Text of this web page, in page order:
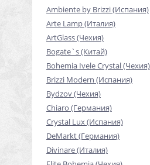
Ambiente by Brizzi (Испания)
Arte Lamp (Италия)
ArtGlass (Чехия)
Bogate`s (Китай)
Bohemia Ivele Crystal (Чехия)
Brizzi Modern (Испания)
Bydzov (Чехия)
Chiaro (Германия)
Crystal Lux (Испания)
DeMarkt (Германия)
Divinare (Италия)